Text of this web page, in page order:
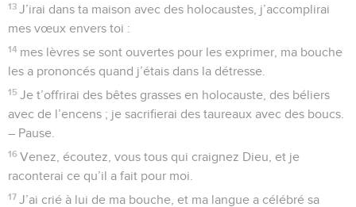
13 J’irai dans ta maison avec des holocaustes, j’accomplirai
mes vœux envers toi :
14 mes lèvres se sont ouvertes pour les exprimer, ma bouche
les a prononcés quand j’étais dans la détresse.
15 Je t’offrirai des bêtes grasses en holocauste, des béliers
avec de l’encens ; je sacrifierai des taureaux avec des boucs.
– Pause.
16 Venez, écoutez, vous tous qui craignez Dieu, et je
raconterai ce qu’il a fait pour moi.
17 J’ai crié à lui de ma bouche, et ma langue a célébré sa